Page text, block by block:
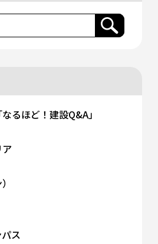
るほど！建設Q&A」
ス